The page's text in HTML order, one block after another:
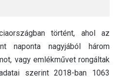
történt, ahol az
naponta nagyjából három
vagy emlékművet rongáltak
szerint 2018-ban 1063